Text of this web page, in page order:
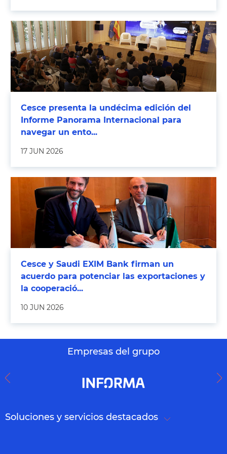
Cesce presenta la undécima edición del
Informe Panorama Internacional para
navegar un ento...
17 JUN 2026
Cesce y Saudi EXIM Bank firman un
acuerdo para potenciar las exportaciones y
la cooperació...
10 JUN 2026
Empresas del grupo
Soluciones y servicios destacados